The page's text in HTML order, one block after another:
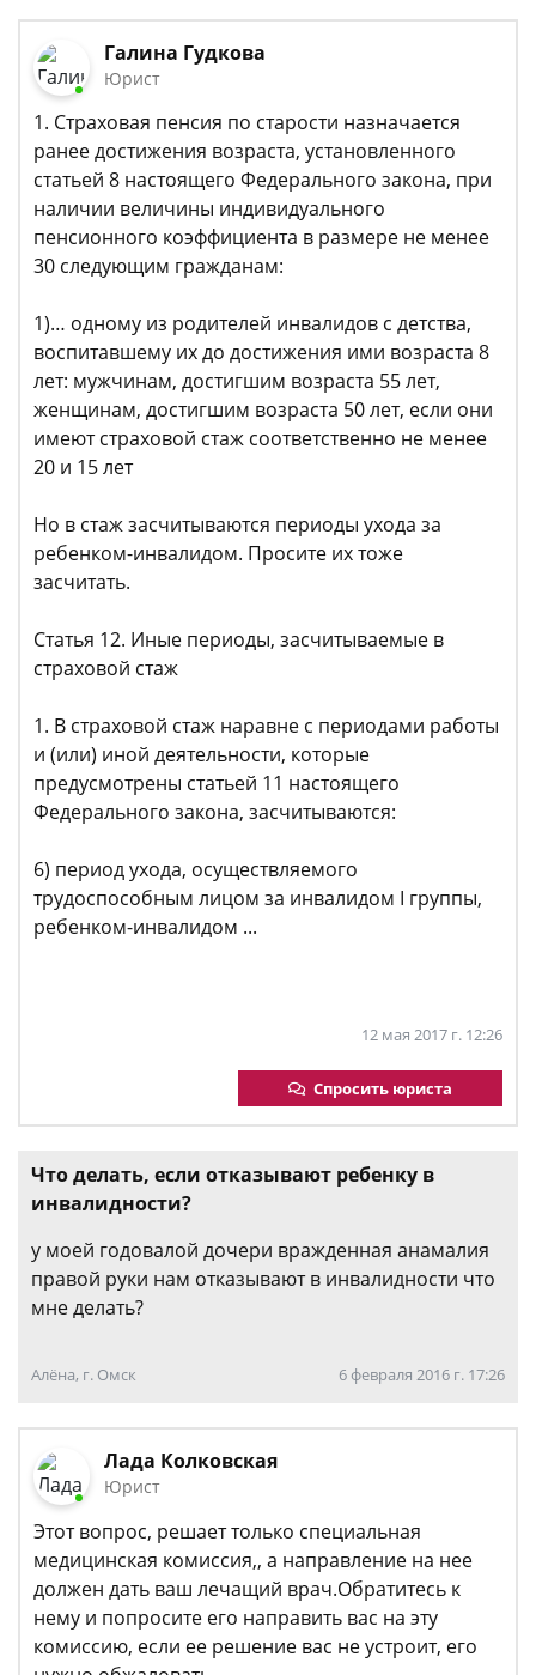
Галина Гудкова
Юрист
1. Страховая пенсия по старости назначается
ранее достижения возраста, установленного
статьей 8 настоящего Федерального закона, при
наличии величины индивидуального
пенсионного коэффициента в размере не менее
30 следующим гражданам:
1)… одному из родителей инвалидов с детства,
воспитавшему их до достижения ими возраста 8
лет: мужчинам, достигшим возраста 55 лет,
женщинам, достигшим возраста 50 лет, если они
имеют страховой стаж соответственно не менее
20 и 15 лет
Но в стаж засчитываются периоды ухода за
ребенком-инвалидом. Просите их тоже
засчитать.
Статья 12. Иные периоды, засчитываемые в
страховой стаж
1. В страховой стаж наравне с периодами работы
и (или) иной деятельности, которые
предусмотрены статьей 11 настоящего
Федерального закона, засчитываются:
6) период ухода, осуществляемого
трудоспособным лицом за инвалидом I группы,
ребенком-инвалидом ...
12 мая 2017 г. 12:26
Спросить юриста
Что делать, если отказывают ребенку в
инвалидности?
у моей годовалой дочери вражденная анамалия
правой руки нам отказывают в инвалидности что
мне делать?
Алёна, г. Омск 6 февраля 2016 г. 17:26
Лада Колковская
Юрист
Этот вопрос, решает только специальная
медицинская комиссия,, а направление на нее
должен дать ваш лечащий врач.Обратитесь к
нему и попросите его направить вас на эту
комиссию, если ее решение вас не устроит, его